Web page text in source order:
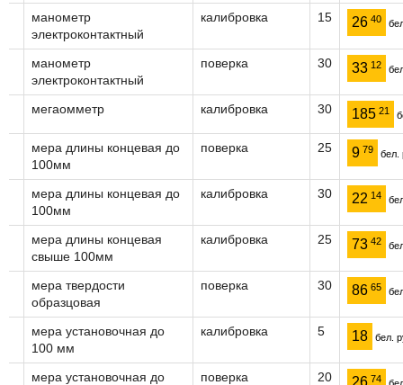
манометр
электроконтактный
калибровка 15 26 40
манометр
электроконтактный
поверка 30 33 12
мегаомметр калибровка 30 185 21
мера длины концевая до
100мм
поверка 25 9 79 бел.
мера длины концевая до
100мм
калибровка 30 22 14
мера длины концевая
свыше 100мм
калибровка 25 73 42
мера твердости
образцовая
поверка 30 86 65
мера установочная до
100 мм
калибровка 5 18 бел.
мера установочная до поверка 20 26 74